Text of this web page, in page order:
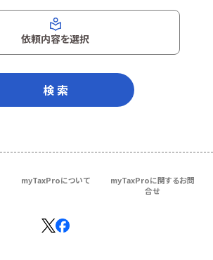
依頼内容を選択
検 索
myTaxProについて
myTaxProに関するお問
合せ